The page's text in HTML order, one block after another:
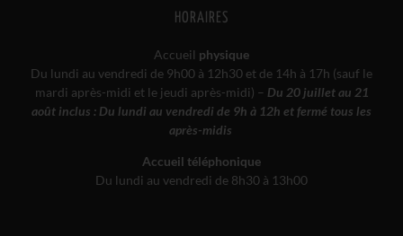
HORAIRES
Accueil physique
Du lundi au vendredi de 9h00 à 12h30 et de 14h à 17h (sauf le
mardi après-midi et le jeudi après-midi) – Du 20 juillet au 21
août inclus : Du lundi au vendredi de 9h à 12h et fermé tous les
après-midis
Accueil téléphonique
Du lundi au vendredi de 8h30 à 13h00